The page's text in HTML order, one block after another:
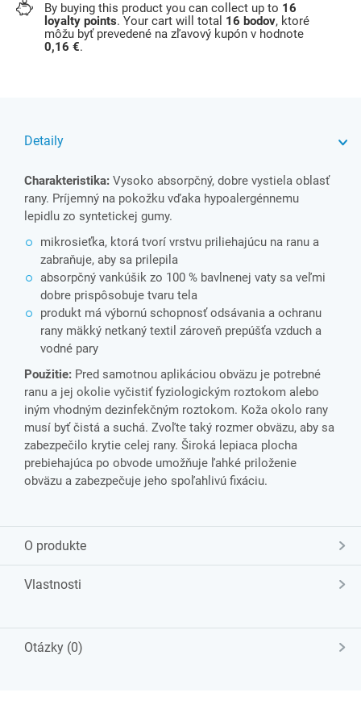
By buying this product you can collect up to 16
loyalty points. Your cart will total 16 bodov, ktoré
môžu byť prevedené na zľavový kupón v hodnote
0,16 €.
Detaily
Charakteristika: Vysoko absorpčný, dobre vystiela oblasť
rany. Príjemný na pokožku vďaka hypoalergénnemu
lepidlu zo syntetickej gumy.
mikrosieťka, ktorá tvorí vrstvu priliehajúcu na ranu a
zabraňuje, aby sa prilepila
absorpčný vankúšik zo 100 % bavlnenej vaty sa veľmi
dobre prispôsobuje tvaru tela
produkt má výbornú schopnosť odsávania a ochranu
rany mäkký netkaný textil zároveň prepúšťa vzduch a
vodné pary
Použitie: Pred samotnou aplikáciou obväzu je potrebné
ranu a jej okolie vyčistiť fyziologickým roztokom alebo
iným vhodným dezinfekčným roztokom. Koža okolo rany
musí byť čistá a suchá. Zvoľte taký rozmer obväzu, aby sa
zabezpečilo krytie celej rany. Široká lepiaca plocha
prebiehajúca po obvode umožňuje ľahké priloženie
obväzu a zabezpečuje jeho spoľahlivú fixáciu.
O produkte
Vlastnosti
Otázky (0)